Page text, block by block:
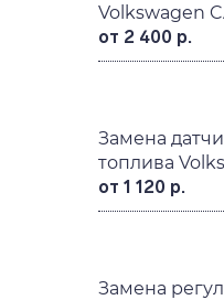
Volkswagen
от 2 400 р.
Замена
топлива
от 1 120 р.
Замена